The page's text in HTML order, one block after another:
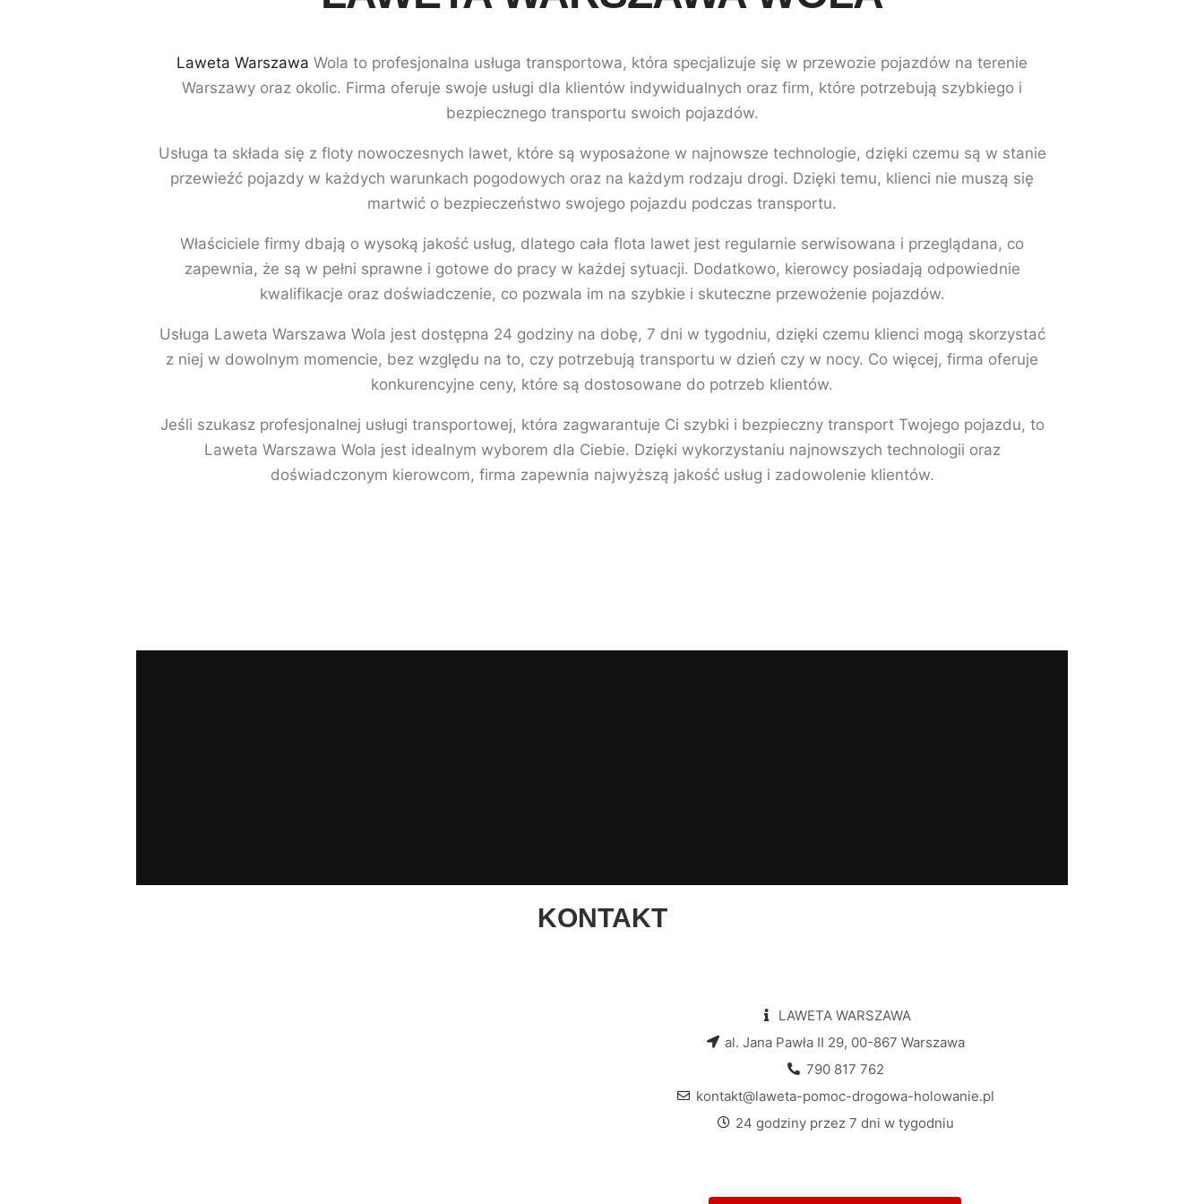
Laweta Warszawa Wola to profesjonalna usługa transportowa, która specjalizuje się w przewozie pojazdów na terenie
Warszawy oraz okolic. Firma oferuje swoje usługi dla klientów indywidualnych oraz firm, które potrzebują szybkiego i
bezpiecznego transportu swoich pojazdów.
Usługa ta składa się z floty nowoczesnych lawet, które są wyposażone w najnowsze technologie, dzięki czemu są w stanie
przewieźć pojazdy w każdych warunkach pogodowych oraz na każdym rodzaju drogi. Dzięki temu, klienci nie muszą się
martwić o bezpieczeństwo swojego pojazdu podczas transportu.
Właściciele firmy dbają o wysoką jakość usług, dlatego cała flota lawet jest regularnie serwisowana i przeglądana, co
zapewnia, że są w pełni sprawne i gotowe do pracy w każdej sytuacji. Dodatkowo, kierowcy posiadają odpowiednie
kwalifikacje oraz doświadczenie, co pozwala im na szybkie i skuteczne przewożenie pojazdów.
Usługa Laweta Warszawa Wola jest dostępna 24 godziny na dobę, 7 dni w tygodniu, dzięki czemu klienci mogą skorzystać
z niej w dowolnym momencie, bez względu na to, czy potrzebują transportu w dzień czy w nocy. Co więcej, firma oferuje
konkurencyjne ceny, które są dostosowane do potrzeb klientów.
Jeśli szukasz profesjonalnej usługi transportowej, która zagwarantuje Ci szybki i bezpieczny transport Twojego pojazdu, to
Laweta Warszawa Wola jest idealnym wyborem dla Ciebie. Dzięki wykorzystaniu najnowszych technologii oraz
doświadczonym kierowcom, firma zapewnia najwyższą jakość usług i zadowolenie klientów.
KONTAKT
LAWETA WARSZAWA
al. Jana Pawła II 29, 00-867 Warszawa
790 817 762
kontakt@laweta-pomoc-drogowa-holowanie.pl
24 godziny przez 7 dni w tygodniu